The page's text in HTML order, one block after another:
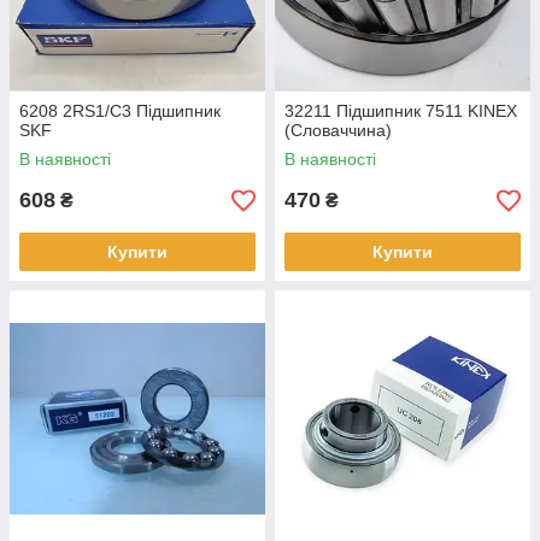
6208 2RS1/С3 Підшипник
SKF
В наявності
608 ₴
Купити
32211 Підшипник 7511 KINEX
(Словаччина)
В наявності
470 ₴
Купити